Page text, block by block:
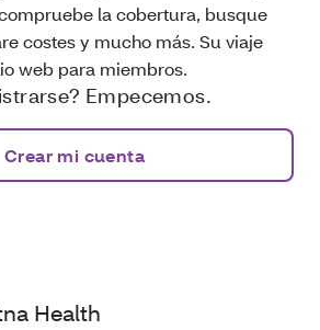
la cobertura, busque
costes y mucho más. Su viaje
web para miembros.
Empecemos.
Crear mi cuenta
Health